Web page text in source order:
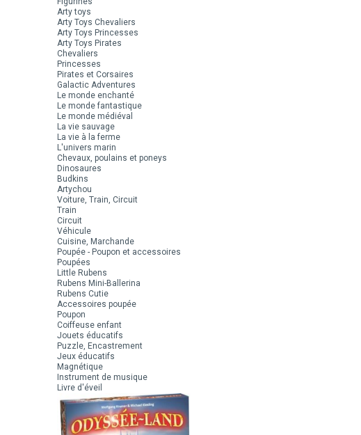
Arty toys
Arty Toys Chevaliers
Arty Toys Princesses
Arty Toys Pirates
Chevaliers
Princesses
Pirates et Corsaires
Galactic Adventures
Le monde enchanté
Le monde fantastique
Le monde médiéval
La vie sauvage
La vie à la ferme
L'univers marin
Chevaux, poulains et poneys
Dinosaures
Budkins
Artychou
Voiture, Train, Circuit
Train
Circuit
Véhicule
Cuisine, Marchande
Poupée - Poupon et accessoires
Poupées
Little Rubens
Rubens Mini-Ballerina
Rubens Cutie
Accessoires poupée
Poupon
Coiffeuse enfant
Jouets éducatifs
Puzzle, Encastrement
Jeux éducatifs
Magnétique
Instrument de musique
Livre d'éveil